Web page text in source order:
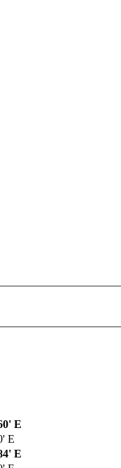
E
E
E